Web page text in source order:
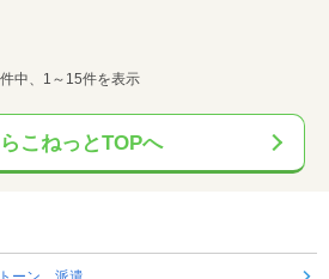
件中、1～15件を表示
こねっとTOPへ